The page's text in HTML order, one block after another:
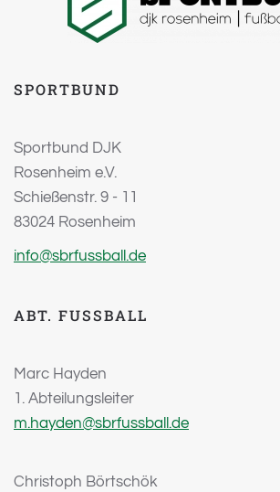
SPORTBUND
Sportbund DJK
Rosenheim e.V.
Schießenstr. 9 - 11
83024 Rosenheim
info@sbrfussball.de
ABT. FUSSBALL
Marc Hayden
1. Abteilungsleiter
m.hayden@sbrfussball.de
Christoph Börtschök